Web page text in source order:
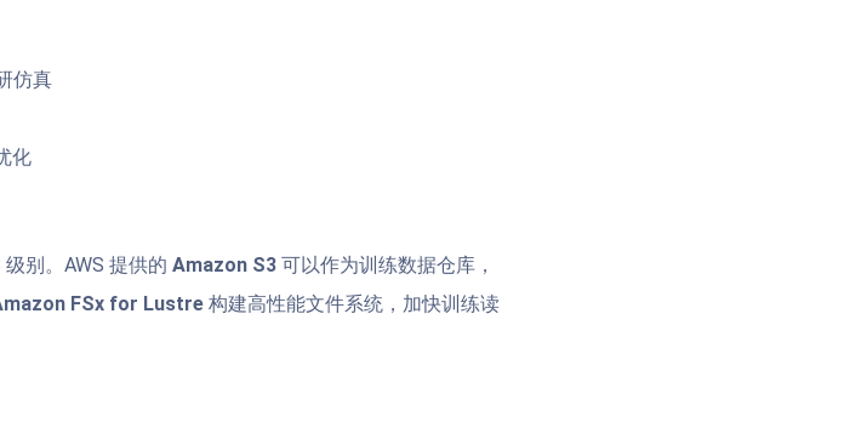
仿真
化
别。AWS 提供的 Amazon S3 可以作为训练数据仓库，
FSx for Lustre 构建高性能文件系统，加快训练读